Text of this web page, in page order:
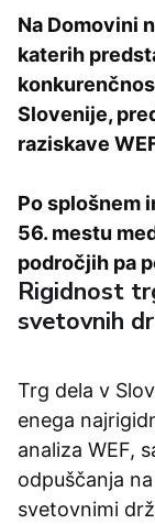
Na Domovini
katerih
Slovenije,
raziskave
Po splošnem
56. mestu
področjih pa
Rigidnost
svetovnih
Trg dela v
enega
analiza WEF,
odpuščanja
svetovnimi